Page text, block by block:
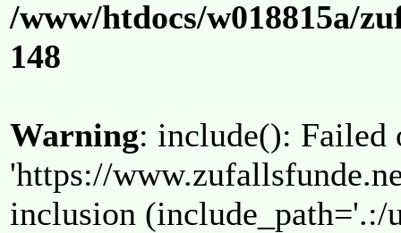
/www/htdocs/w018815a/
148
Warning: include(): Failed
'https://
inclusion (include_path='.:/